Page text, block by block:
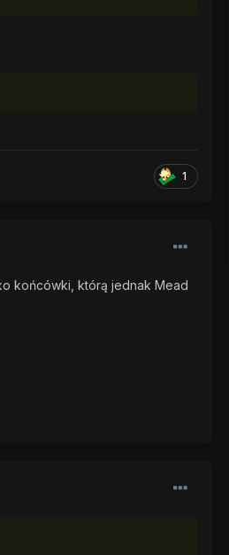
1
końcówki, którą jednak Mead